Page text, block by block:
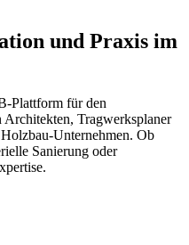
und Praxis im
Plattform für den
Tragwerksplaner
Unternehmen. Ob
Sanierung oder